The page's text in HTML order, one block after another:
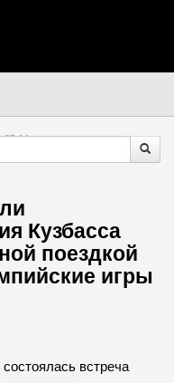
05:14
Кузбасса
поездкой
игры
встреча